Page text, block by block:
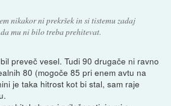
nikakor ni prekršek in si tistemu zadaj
mu ni bilo treba prehitevat.
preveč vesel. Tudi 90 drugače ni ravno
80 (mogoče 85 pri enem avtu na
je taka hitrost kot bi stal, sam raje